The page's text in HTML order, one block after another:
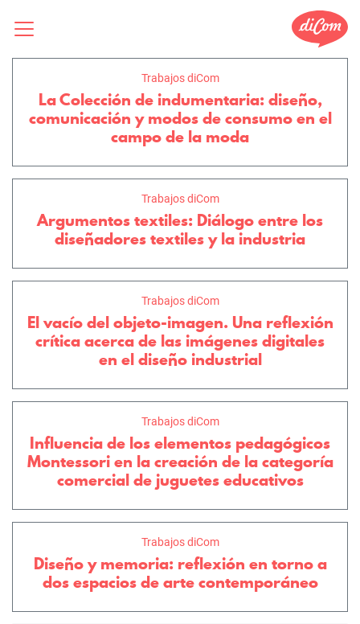
Trabajos diCom
La Colección de indumentaria: diseño,
comunicación y modos de consumo en el
campo de la moda
Trabajos diCom
Argumentos textiles: Diálogo entre los
diseñadores textiles y la industria
Trabajos diCom
El vacío del objeto-imagen. Una reflexión
crítica acerca de las imágenes digitales
en el diseño industrial
Trabajos diCom
Influencia de los elementos pedagógicos
Montessori en la creación de la categoría
comercial de juguetes educativos
Trabajos diCom
Diseño y memoria: reflexión en torno a
dos espacios de arte contemporáneo